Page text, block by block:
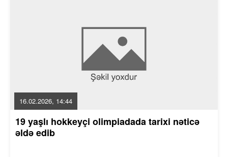
16.02.2026, 14:44
19 yaşlı hokkeyçi olimpiadada tarixi nəticə
əldə edib